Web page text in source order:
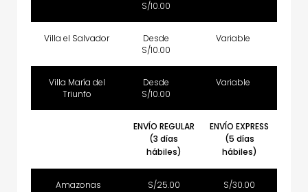
S/10.00
Villa el Salvador
Desde
S/10.00
Variable
Villa María del
Triunfo
Desde
S/10.00
Variable
ENVÍO REGULAR
(3 días
hábiles)
ENVÍO EXPRESS
(5 días
hábiles)
Amazonas S/25.00 S/30.00